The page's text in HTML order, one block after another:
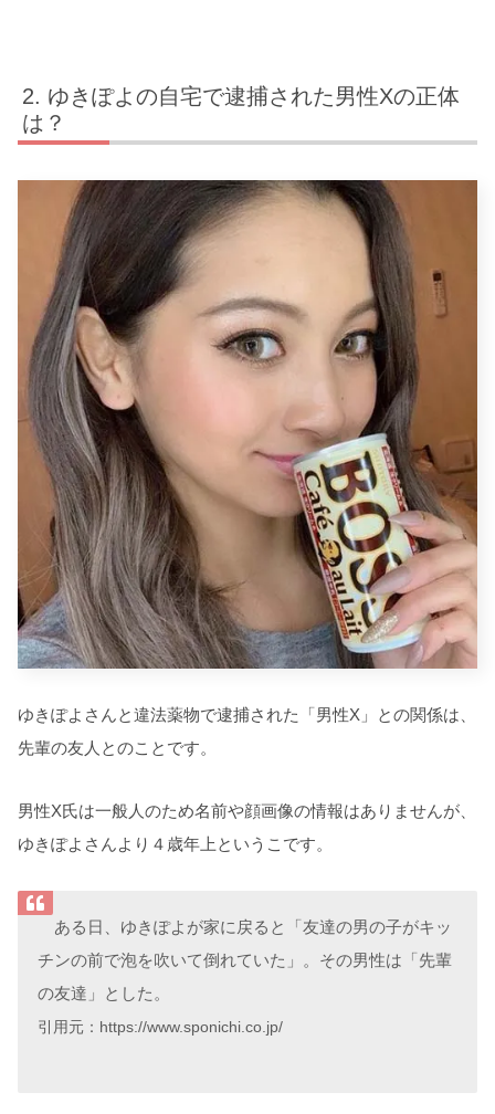
ゆきぽよの自宅で逮捕された男性Xの正体
は？
ゆきぽよさんと違法薬物で逮捕された「男性X」との関係は、
先輩の友人とのことです。
男性X氏は一般人のため名前や顔画像の情報はありませんが、
ゆきぽよさんより４歳年上というこです。
ある日、ゆきぽよが家に戻ると「友達の男の子がキッ
チンの前で泡を吹いて倒れていた」。その男性は「先輩
の友達」とした。
引用元：https://www.sponichi.co.jp/